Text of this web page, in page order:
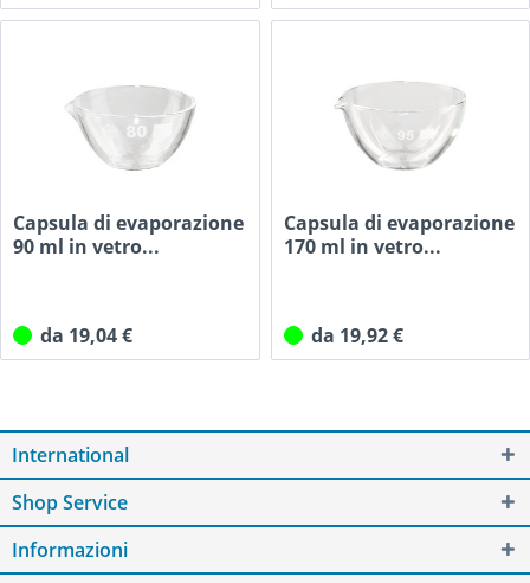
Capsula di evaporazione
90 ml in vetro...
da 19,04 €
Capsula di evaporazione
170 ml in vetro...
da 19,92 €
International
Shop Service
Informazioni